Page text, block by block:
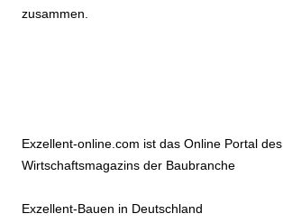
zusammen.
Exzellent-online.com ist das Online Portal des
Wirtschaftsmagazins der Baubranche
Exzellent-Bauen in Deutschland